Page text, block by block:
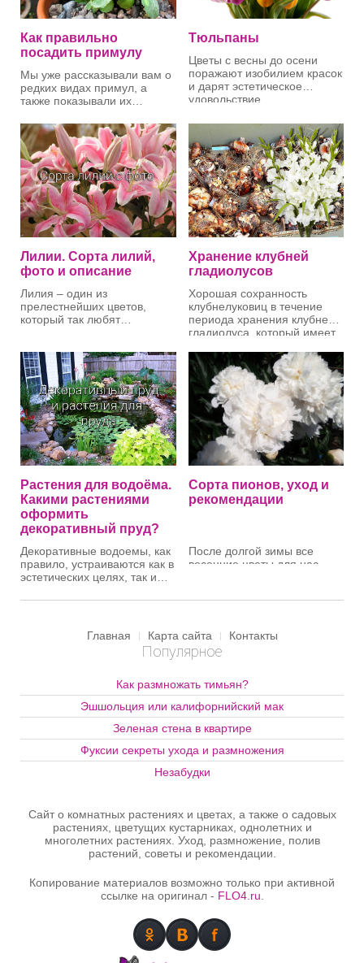
Как правильно
посадить примулу
Мы уже рассказывали вам о
редких видах примул, а
также показывали их
красивые комнатные цветы,
которые требуют
правильного ухода. В
частности, дополню эту тему
рассказом о том, как
правильно посадить
примулу.
Тюльпаны
Цветы с весны до осени
поражают изобилием красок
и дарят эстетическое
удовольствие.
С большим нетерпением мы
ждем весну, ведь с ее
приходом нас снова будут
радовать крокусы,
нарциссы, горицвет, чуть
позже появятся ирисы и
вербена. Ну и, конечно же,
ни одна весна не обходится
без тюльпанов, самых
популярных весенних
цветов.
Лилии. Сорта лилий,
фото и описание
Лилия – один из
прелестнейших цветов,
который так любят
саду, а непревзойденность
не оставит в стороне взгляд
прохожих и самих
владельцев загородного
дома.
Хранение клубней
гладиолусов
Хорошая сохранность
клубнелуковиц в течение
периода хранения клубней
гладиолуса, который имеет
месяцев, зависит:
от качества заложенных
на хранение
клубнелуковиц;от
температуры,
влажности и обмена
воздуха в хранилище;
от санитарно-
профилактических мер
против возникновения и
распространения
болезней.
Качество клубнелуковиц
гладиолуса определяется их
зрелостью, влажностью,
заболеваниями и наличием
или отсутствием
Растения для водоёма.
Какими растениями
оформить
декоративный пруд?
Декоративные водоемы, как
правило, устраиваются как в
эстетических целях, так и
растений, живущих в водной
Алёнушки из сказки, можно
многое придумать, как его
оформить. А что посадить -
Сорта пионов, уход и
рекомендации
После долгой зимы все
весенние цветы для нас -
радуют нас своим
любимый куст - практически
невозможно, а когда
попадаешь в садовый центр,
новые пионы. У меня лет 20
уже растёт голландский
чисто белый пион, без
пересадок, каждый год
цветёт и шапки соцветий в
диаметре 20-30 см!
Главная Карта сайта Контакты
Популярное
Как размножать тимьян?
Эшшольция или калифорнийский мак
Зеленая стена в квартире
Фуксии секреты ухода и размножения
Незабудки
Сайт о комнатных растениях и цветах, а также о садовых
растениях, цветущих кустарниках, однолетних и
многолетних растениях. Уход, размножение, полив
растений, советы и рекомендации.
Копирование материалов возможно только при активной
ссылке на оригинал - FLO4.ru